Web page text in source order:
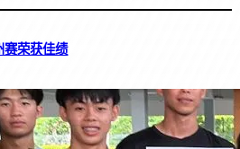
荣获佳绩